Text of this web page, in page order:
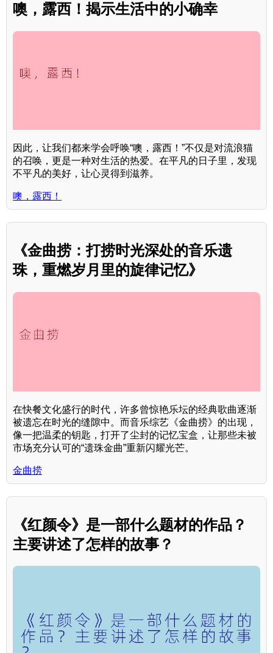
噢，露西！揭示生活中的小确幸
因此，让我们都来学会呼唤“噢，露西！”不仅是对流浪猫
的召唤，更是一种对生活的热爱。在平凡的日子里，发现
不平凡的美好，让心灵得到滋养。
噢，露西！
《金曲捞：打捞时光深处的音乐遗
珠，重燃岁月里的旋律记忆》
在快餐文化盛行的时代，许多曾惊艳乐坛的经典歌曲逐渐
被遗忘在时光的缝隙中。而音乐综艺《金曲捞》的出现，
像一把温柔的钥匙，打开了尘封的记忆宝盒，让那些未被
市场充分认可的“遗珠金曲”重新闪耀光芒。
金曲捞
《红颜令》是一部什么题材的作品？
主要讲述了怎样的故事？